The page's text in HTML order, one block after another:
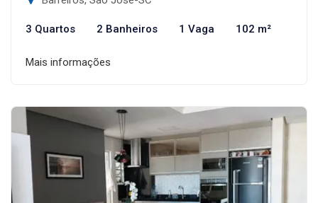
3 Quartos 2 Banheiros 1 Vaga 102 m²
Mais informações